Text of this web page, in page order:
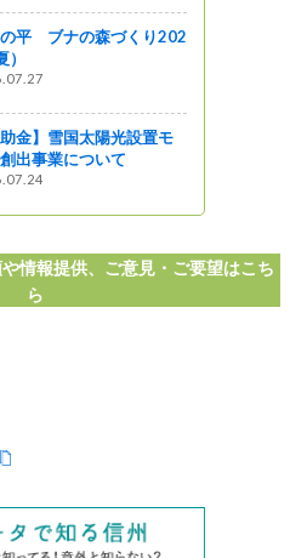
平 ブナの森づくり202
助金】雪国太陽光設置モ
出事業について
情報提供、ご意見・ご要望はこち
ら